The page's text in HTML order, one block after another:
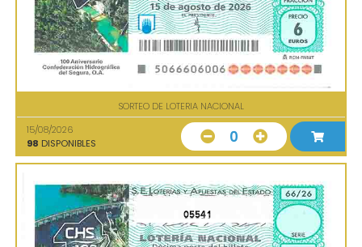
SORTEO DE LOTERIA NACIONAL
15/08/2026
98 DISPONIBLES 0
05541